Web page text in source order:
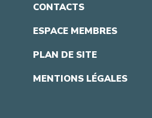
CONTACTS
ESPACE MEMBRES
PLAN DE SITE
MENTIONS LÉGALES